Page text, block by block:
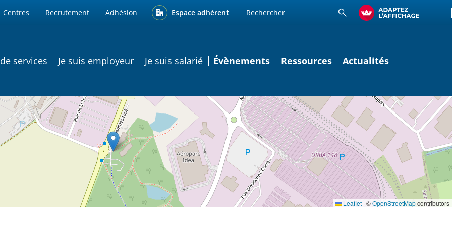
Centres Recrutement Adhésion Espace adhérent
services Je suis employeur Je suis salarié Évènements Ressources Actualités
Leaflet | ©OpenStreetMapcontributors